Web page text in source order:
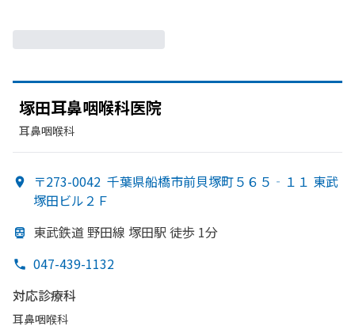
塚田耳鼻咽喉科医院
耳鼻咽喉科
〒273-0042 千葉県船橋市前貝塚町５６５‐１１ 東武
塚田ビル２Ｆ
東武鉄道 野田線 塚田駅 徒歩 1分
047-439-1132
対応診療科
耳鼻咽喉科